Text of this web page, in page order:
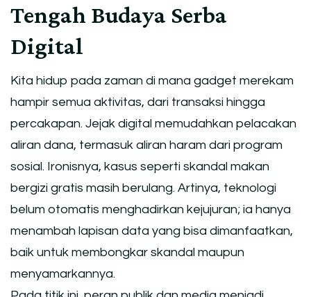
Tengah Budaya Serba
Digital
Kita hidup pada zaman di mana gadget merekam
hampir semua aktivitas, dari transaksi hingga
percakapan. Jejak digital memudahkan pelacakan
aliran dana, termasuk aliran haram dari program
sosial. Ironisnya, kasus seperti skandal makan
bergizi gratis masih berulang. Artinya, teknologi
belum otomatis menghadirkan kejujuran; ia hanya
menambah lapisan data yang bisa dimanfaatkan,
baik untuk membongkar skandal maupun
menyamarkannya.